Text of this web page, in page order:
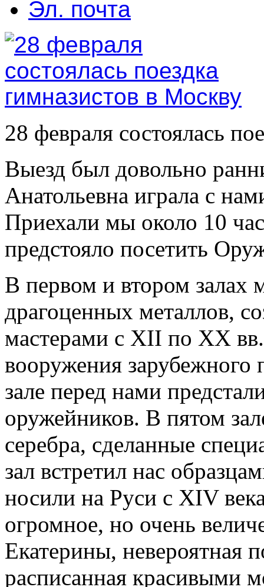
Эл. почта
28 февраля состоялась
Выезд был довольно
Анатольевна играла с
Приехали мы около 10
предстояло посетить
В первом и втором залах
драгоценных металлов,
мастерами с XII по XX
вооружения зарубежного
зале перед нами
оружейников. В пятом
серебра, сделанные
зал встретил нас
носили на Руси с XIV
огромное, но очень
Екатерины, невероятная
расписанная красивыми